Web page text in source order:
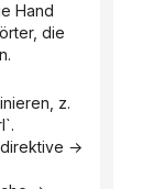
Hand
die
→